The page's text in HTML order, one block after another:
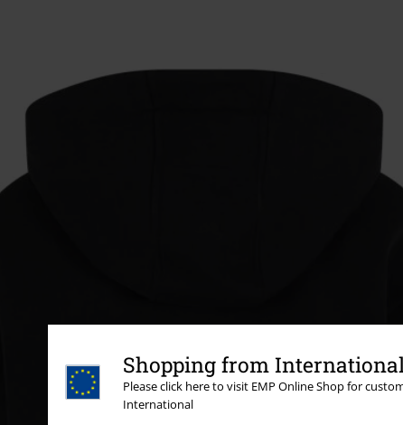
Shopping from
Please click here to visit EMP Online Shop for
International